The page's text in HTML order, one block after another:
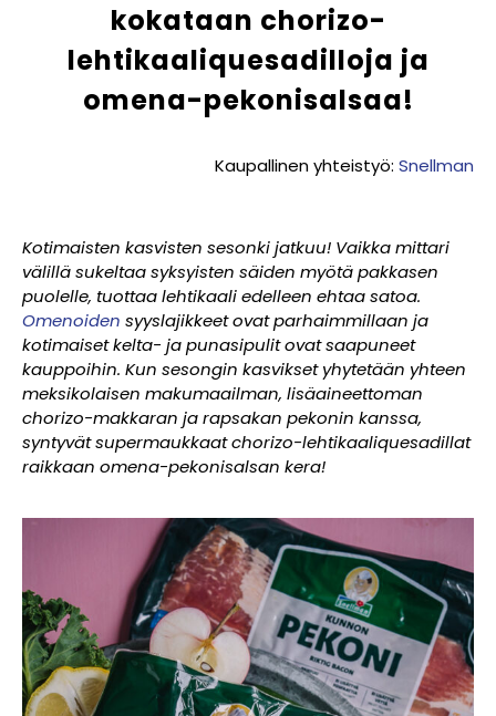
kokataan chorizo-
lehtikaaliquesadilloja ja
omena-pekonisalsaa!
Kaupallinen yhteistyö: Snellman
Kotimaisten kasvisten sesonki jatkuu! Vaikka mittari
välillä sukeltaa syksyisten säiden myötä pakkasen
puolelle, tuottaa lehtikaali edelleen ehtaa satoa.
Omenoiden syyslajikkeet ovat parhaimmillaan ja
kotimaiset kelta- ja punasipulit ovat saapuneet
kauppoihin. Kun sesongin kasvikset yhytetään yhteen
meksikolaisen makumaailman, lisäaineettoman
chorizo-makkaran ja rapsakan pekonin kanssa,
syntyvät supermaukkaat chorizo-lehtikaaliquesadillat
raikkaan omena-pekonisalsan kera!